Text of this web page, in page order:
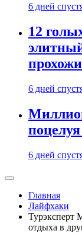
6 дней
12
6 дней
6 дней
Главная
Лайфхаки
Турэксперт
отдыха в